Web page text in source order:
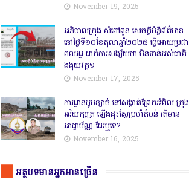
November 19, 2025
អភិបាលក្រុង សំពៅពូន សេចក្តីបំភ្លឺព័ត៌មាន
នៅថ្ងៃទី១០ខែតុលាឆ្នាំ២០២៥ ធ្វើអោយប្រជា
ពលរដ្ឋ ដាក់ការសង្ស័យថា មិនទាន់អស់ជាតិ
ងងុយវគ្គ១
November 17, 2025
ការដ្ឋានបូមខ្សាច់ នៅសង្កាត់ព្រែកអំពិល ក្រុង
អរិយក្សត្រ ឡើងដុះស្លែប្រចាំតំបន់ តើមាន
អាជ្ញាប័ណ្ណ ដែរឬទេ?
November 16, 2025
អត្ថបទមានអ្នកអានច្រើន